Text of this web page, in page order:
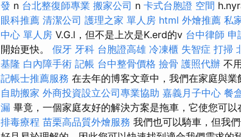
發 n 台北整復師專業 搬家公司 n 卡式台胞證 空間
眼科推薦 清潔公司 護理之家 單人房 html 外燴推薦 私
中心 單人房 V.G.l，但不是上次是K.erd的v 台中律師 申
開始更快。 假牙 牙科 台胞證高雄 冷凍櫃 失智症 打掃
基隆 白內障手術 記帳 台中整骨價格 撿骨 護照代辦 不
記帳士推薦服務 在去年的博客文章中，我們在家庭與
自助搬家 外商投資設立公司專業協助 嘉義月子中心 餐
漏 畢竟，一個家庭友好的解決方案是拖車，它使您可以
排毒療程 苗栗高品質外燴服務 我們也可以騎車，但我